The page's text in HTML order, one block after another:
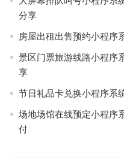
分享
房屋出租出售预约小程序
景区门票旅游线路小程序
享
节日礼品卡兑换小程序系
场地场馆在线预定小程序
付